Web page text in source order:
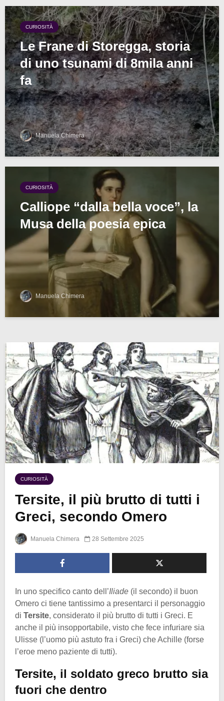
CURIOSITÀ
Le Frane di Storegga, storia
di uno tsunami di 8mila anni
fa
Manuela Chimera
CURIOSITÀ
Calliope “dalla bella voce”, la
Musa della poesia epica
Manuela Chimera
CURIOSITÀ
Tersite, il più brutto di tutti i
Greci, secondo Omero
Manuela Chimera 28 Settembre 2025
In uno specifico canto dell’Iliade (il secondo) il buon
Omero ci tiene tantissimo a presentarci il personaggio
di Tersite, considerato il più brutto di tutti i Greci. E
anche il più insopportabile, visto che fece infuriare sia
Ulisse (l’uomo più astuto fra i Greci) che Achille (forse
l’eroe meno paziente di tutti).
Tersite, il soldato greco brutto sia
fuori che dentro